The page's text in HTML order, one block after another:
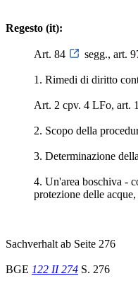
Regesto (it):
Art. 84 segg., art.
1. Rimedi di diritto
Art. 2 cpv. 4 LFo, art.
2. Scopo della
3. Determinazione
4. Un'area boschiva -
protezione delle
Sachverhalt ab Seite 276
BGE 122 II 274 S. 276